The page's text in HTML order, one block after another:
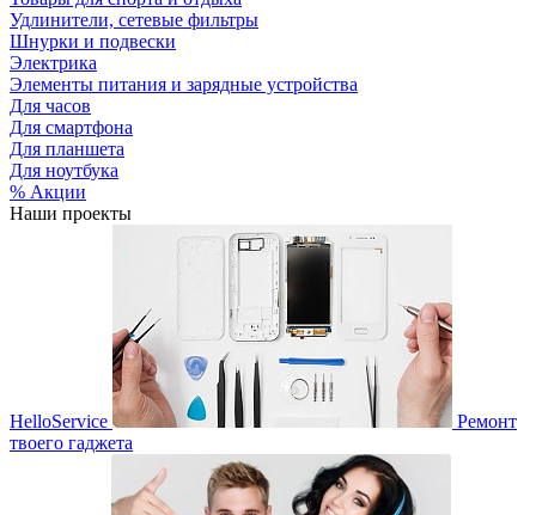
Удлинители, сетевые фильтры
Шнурки и подвески
Электрика
Элементы питания и зарядные устройства
Для часов
Для смартфона
Для планшета
Для ноутбука
% Акции
Наши проекты
HelloService
Ремонт
твоего гаджета